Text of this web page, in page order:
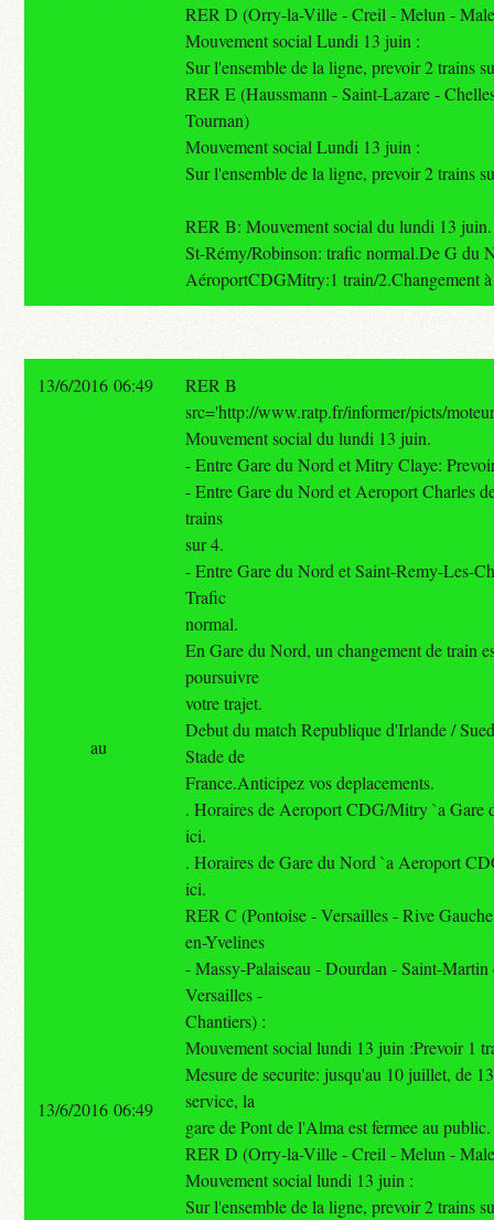
RER D (Orry-la-Ville - Creil - Melun -
Mouvement social Lundi 13 juin :
Sur l'ensemble de la ligne, prevoir 2 trains
RER E (Haussmann - Saint-Lazare -
Tournan)
Mouvement social Lundi 13 juin :
Sur l'ensemble de la ligne, prevoir 2 trains
RER B: Mouvement social du lundi 13
St-Rémy/Robinson: trafic normal.De G du
AéroportCDGMitry:1 train/2.Changement
13/6/2016 06:49
RER B
src='http://www.ratp.fr/informer/picts/
Mouvement social du lundi 13 juin.
- Entre Gare du Nord et Mitry Claye:
- Entre Gare du Nord et Aeroport Charles
trains
sur 4.
- Entre Gare du Nord et Saint-Remy-Les-
Trafic
normal.
En Gare du Nord, un changement de train
poursuivre
votre trajet.
Debut du match Republique d'Irlande /
Stade de
France.Anticipez vos deplacements.
. Horaires de Aeroport CDG/Mitry `a Gare
ici.
. Horaires de Gare du Nord `a Aeroport
ici.
RER C (Pontoise - Versailles - Rive
en-Yvelines
- Massy-Palaiseau - Dourdan - Saint-Martin
Versailles -
Chantiers) :
Mouvement social lundi 13 juin :Prevoir 1
Mesure de securite: jusqu'au 10 juillet, de
service, la
gare de Pont de l'Alma est fermee au public.
RER D (Orry-la-Ville - Creil - Melun -
Mouvement social lundi 13 juin :
Sur l'ensemble de la ligne, prevoir 2 trains
au
13/6/2016 06:49